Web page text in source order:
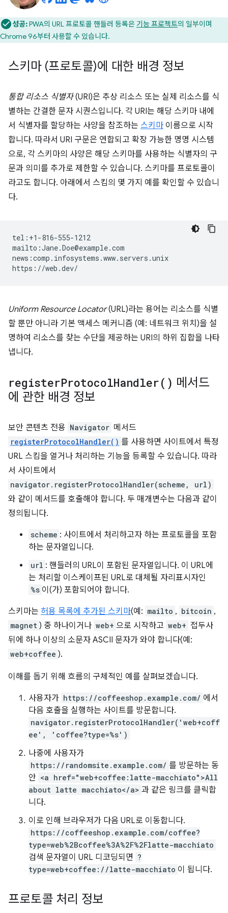
성공:PWA의 URL 프로토콜 핸들러 등록은 기능 프로젝트의 일부이며
Chrome 96부터 사용할 수 있습니다.
스키마 (프로토콜)에 대한 배경 정보
통합 리소스 식별자(URI)은 추상 리소스 또는 실제 리소스를 식
별하는 간결한 문자 시퀀스입니다. 각 URI는 해당 스키마 내에
서 식별자를 할당하는 사양을 참조하는 스키마 이름으로 시작
합니다. 따라서 URI 구문은 연합되고 확장 가능한 명명 시스템
으로, 각 스키마의 사양은 해당 스키마를 사용하는 식별자의 구
문과 의미를 추가로 제한할 수 있습니다. 스키마를 프로토콜이
라고도 합니다. 아래에서 스킴의 몇 가지 예를 확인할 수 있습니
다.
tel:+1-816-555-1212
mailto:Jane.Doe@example.com
news:comp.infosystems.www.servers.unix
Uniform Resource Locator(URL)라는 용어는 리소스를 식별
할 뿐만 아니라 기본 액세스 메커니즘 (예: 네트워크 위치)을 설
명하여 리소스를 찾는 수단을 제공하는 URI의 하위 집합을 나타
냅니다.
registerProtocolHandler( ) 메서드
에 관한 배경 정보
보안 콘텐츠 전용 Navigator 메서드
registerProtocolHandler() 를 사용하면 사이트에서 특정
URL 스킴을 열거나 처리하는 기능을 등록할 수 있습니다. 따라
서 사이트에서
navigator.registerProtocolHandler(scheme, url)
와 같이 메서드를 호출해야 합니다. 두 매개변수는 다음과 같이
정의됩니다.
scheme : 사이트에서 처리하고자 하는 프로토콜을 포함
하는 문자열입니다.
url : 핸들러의 URL이 포함된 문자열입니다. 이 URL에
는 처리할 이스케이프된 URL로 대체될 자리표시자인
%s 이(가) 포함되어야 합니다.
스키마는 허용 목록에 추가된 스키마(예: mailto , bitcoin ,
magnet ) 중 하나이거나 web+ 으로 시작하고 web+ 접두사
뒤에 하나 이상의 소문자 ASCII 문자가 와야 합니다(예:
web+coffee ).
이해를 돕기 위해 흐름의 구체적인 예를 살펴보겠습니다.
사용자가 https://coffeeshop.example.com/ 에서
다음 호출을 실행하는 사이트를 방문합니다.
navigator.registerProtocolHandler('web+coff
ee', 'coffee?type=%s')
나중에 사용자가
https://randomsite.example.com/ 를 방문하는 동
안 <a href="web+coffee:latte-macchiato">All
about latte macchiato</a> 과 같은 링크를 클릭합
니다.
이로 인해 브라우저가 다음 URL로 이동합니다.
https://coffeeshop.example.com/coffee?
type=web%2Bcoffee%3A%2F%2Flatte-macchiato
검색 문자열이 URL 디코딩되면 ?
type=web+coffee://latte-macchiato 이 됩니다.
프로토콜 처리 정보